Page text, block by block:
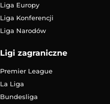
Liga Europy
Liga Konferencji
Liga Narodów
Ligi zagraniczne
Premier League
La Liga
Bundesliga